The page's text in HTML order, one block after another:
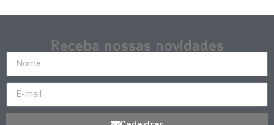
Receba nossas novidades